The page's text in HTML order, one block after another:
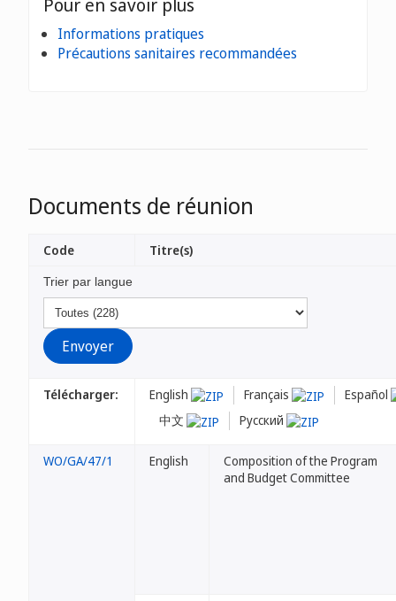
Pour en savoir plus
Informations pratiques
Précautions sanitaires recommandées
Documents de réunion
Trier par langue
Télécharger: English Français
Español
中文
Русский
Code Titre(s)
WO/GA/47/1 English
Composition of the Program
and Budget Committee